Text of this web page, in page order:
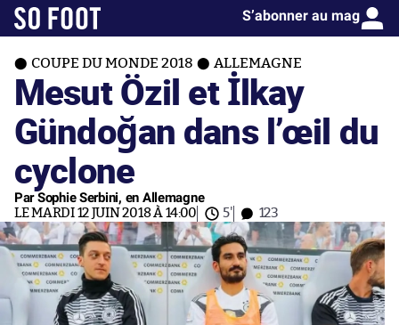
S’abonner au mag
COUPE DU MONDE 2018 ALLEMAGNE
Mesut Özil et İlkay
Gündoğan dans l’œil du
cyclone
Par Sophie Serbini, en Allemagne
LE MARDI 12 JUIN 2018 À 14:00 5' 123